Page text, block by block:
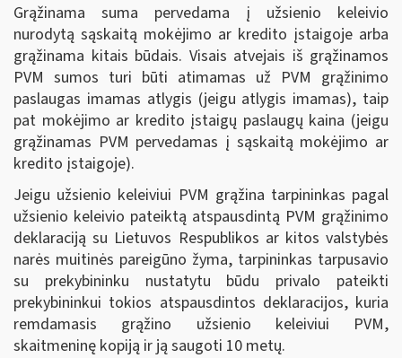
Grąžinama suma pervedama į užsienio keleivio
nurodytą sąskaitą mokėjimo ar kredito įstaigoje arba
grąžinama kitais būdais. Visais atvejais iš grąžinamos
PVM sumos turi būti atimamas už PVM grąžinimo
paslaugas imamas atlygis (jeigu atlygis imamas), taip
pat mokėjimo ar kredito įstaigų paslaugų kaina (jeigu
grąžinamas PVM pervedamas į sąskaitą mokėjimo ar
kredito įstaigoje).
Jeigu užsienio keleiviui PVM grąžina tarpininkas pagal
užsienio keleivio pateiktą atspausdintą PVM grąžinimo
deklaraciją su Lietuvos Respublikos ar kitos valstybės
narės muitinės pareigūno žyma, tarpininkas tarpusavio
su prekybininku nustatytu būdu privalo pateikti
prekybininkui tokios atspausdintos deklaracijos, kuria
remdamasis grąžino užsienio keleiviui PVM,
skaitmeninę kopiją ir ją saugoti 10 metų.